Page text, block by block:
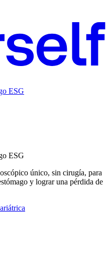
ESG
ESG
único, sin cirugía, para
y lograr una pérdida de